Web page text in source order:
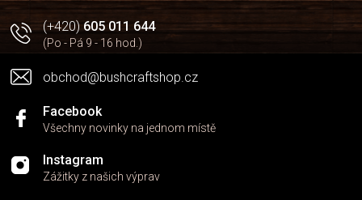
(+420)605 011 644
(Po - Pá 9 - 16 hod.)
obchod@bushcraftshop.cz
Facebook
Všechny novinky na jednom místě
Instagram
Zážitky z našich výprav